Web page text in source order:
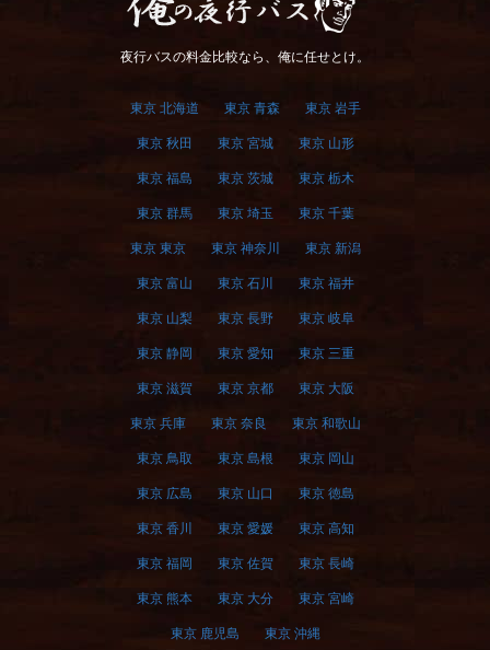
俺の夜行バス
夜行バスの料金比較なら、俺に任せとけ。
東京 北海道 東京 青森 東京 岩手
東京 秋田 東京 宮城 東京 山形
東京 福島 東京 茨城 東京 栃木
東京 群馬 東京 埼玉 東京 千葉
東京 東京 東京 神奈川 東京 新潟
東京 富山 東京 石川 東京 福井
東京 山梨 東京 長野 東京 岐阜
東京 静岡 東京 愛知 東京 三重
東京 滋賀 東京 京都 東京 大阪
東京 兵庫 東京 奈良 東京 和歌山
東京 鳥取 東京 島根 東京 岡山
東京 広島 東京 山口 東京 徳島
東京 香川 東京 愛媛 東京 高知
東京 福岡 東京 佐賀 東京 長崎
東京 熊本 東京 大分 東京 宮崎
東京 鹿児島 東京 沖縄